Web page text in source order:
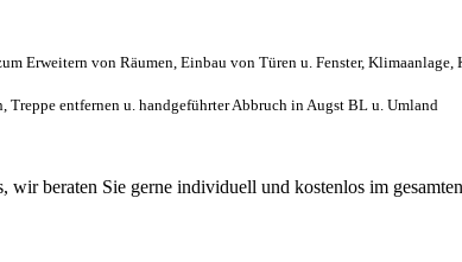
Erweitern von Räumen, Einbau von Türen u. Fenster, Klimaanlage,
entfernen u. handgeführter Abbruch in Augst BL u. Umland
wir beraten Sie gerne individuell und kostenlos im